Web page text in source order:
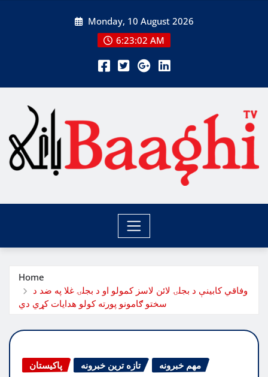
Monday, 10 August 2026
6:23:03 AM
Home
وفاقي کابينې د بجلۍ لائن لاسز کمولو او د بجلۍ غلا په ضد د
سختو ګامونو پورته کولو هدايات کړي دي
پاکیستان تازه ترین خبرونه مهم خبرونه